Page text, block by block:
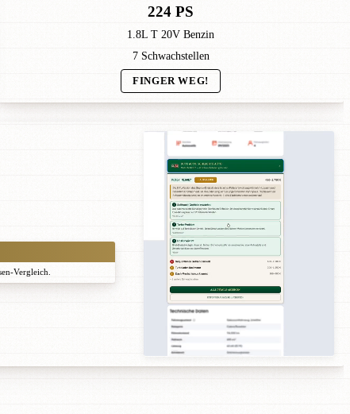
224 PS
1.8L T 20V Benzin
7 Schwachstellen
FINGER WEG!
Vergleich.